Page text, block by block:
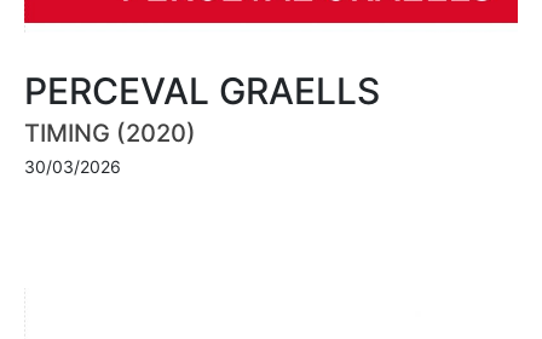
PERCEVAL GRAELLS
TIMING (2020)
30/03/2026